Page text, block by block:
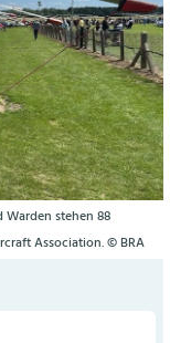
stehen 88
Association. © BRA